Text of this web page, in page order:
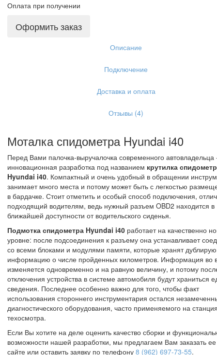
Оплата при получении
Оформить заказ
Описание
Подключение
Доставка и оплата
Отзывы (4)
Моталка спидометра Hyundai i40
Перед Вами палочка-выручалочка современного автовладельца
инновационная разработка под названием крутилка
Hyundai i40. Компактный и очень удобный в обращении
занимает много места и потому может быть с легкостью
в бардачке. Стоит отметить и особый способ подключения,
подходящий водителям, ведь нужный разъем OBD2 находится в
ближайшей доступности от водительского сиденья.
Подмотка спидометра Hyundai i40 работает на качественно
уровне: после подсоединения к разъему она устанавливает
со всеми блоками и модулями памяти, которые хранят
информацию о числе пройденных километров. Информация во
изменяется одновременно и на равную величину, и потому
отключения устройства в системе автомобиля будут храниться
сведения. Последнее особенно важно для того, чтобы факт
использования стороннего инструментария остался
диагностического оборудования, часто применяемого на
техосмотра.
Если Вы хотите на деле оценить качество сборки и
возможности нашей разработки, мы предлагаем Вам заказать
сайте или оставить заявку по телефону 8 (962) 697-73-55.